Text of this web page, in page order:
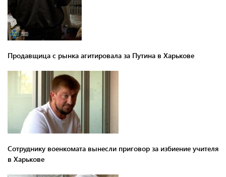
Продавщица с рынка агитировала за Путина в Харькове
Сотруднику военкомата вынесли приговор за избиение учителя
в Харькове